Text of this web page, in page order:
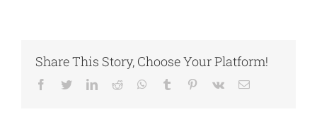
Share This Story, Choose Your Platform!
Facebook
TwitterLinkedIn
Reddit Whatsapp
Tumblr Pinterest
Vk Email